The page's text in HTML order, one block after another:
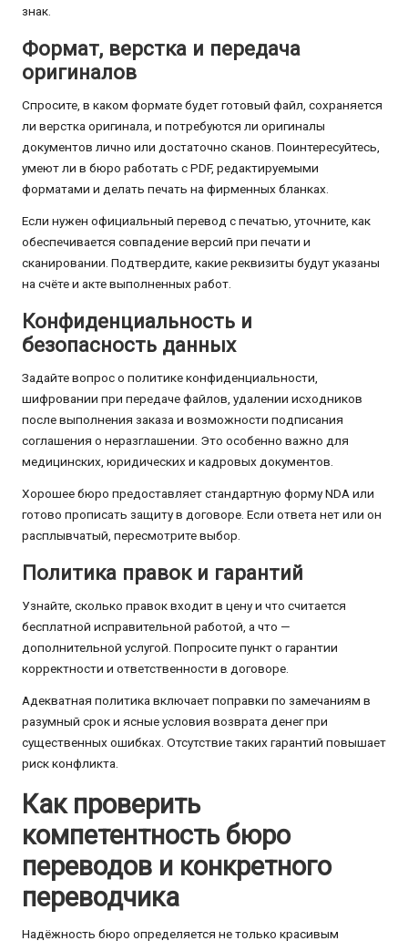
знак.
Формат, верстка и передача
оригиналов
Спросите, в каком формате будет готовый файл, сохраняется
ли верстка оригинала, и потребуются ли оригиналы
документов лично или достаточно сканов. Поинтересуйтесь,
умеют ли в бюро работать с PDF, редактируемыми
форматами и делать печать на фирменных бланках.
Если нужен официальный перевод с печатью, уточните, как
обеспечивается совпадение версий при печати и
сканировании. Подтвердите, какие реквизиты будут указаны
на счёте и акте выполненных работ.
Конфиденциальность и
безопасность данных
Задайте вопрос о политике конфиденциальности,
шифровании при передаче файлов, удалении исходников
после выполнения заказа и возможности подписания
соглашения о неразглашении. Это особенно важно для
медицинских, юридических и кадровых документов.
Хорошее бюро предоставляет стандартную форму NDA или
готово прописать защиту в договоре. Если ответа нет или он
расплывчатый, пересмотрите выбор.
Политика правок и гарантий
Узнайте, сколько правок входит в цену и что считается
бесплатной исправительной работой, а что —
дополнительной услугой. Попросите пункт о гарантии
корректности и ответственности в договоре.
Адекватная политика включает поправки по замечаниям в
разумный срок и ясные условия возврата денег при
существенных ошибках. Отсутствие таких гарантий повышает
риск конфликта.
Как проверить
компетентность бюро
переводов и конкретного
переводчика
Надёжность бюро определяется не только красивым